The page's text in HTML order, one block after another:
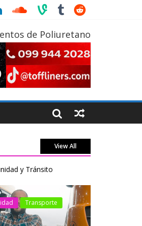
de Poliuretano
View All
y Tránsito
Transporte